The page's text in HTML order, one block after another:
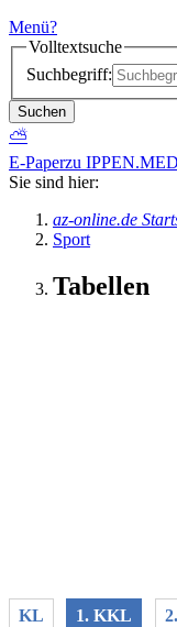
Menü?
Volltextsuche
Suchbegriff:
Suchen
⛅
E-Paperzu
Sie sind hier:
az-online.de
Sport
Tabellen
KL 1. KKL